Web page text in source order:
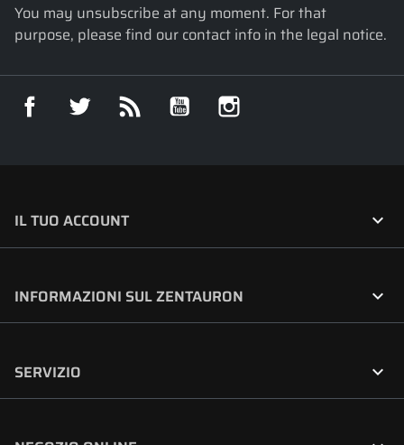
You may unsubscribe at any moment. For that
purpose, please find our contact info in the legal notice.
Facebook Twitter YouTube
IL TUO ACCOUNT 
INFORMAZIONI SUL ZENTAURON 
SERVIZIO 